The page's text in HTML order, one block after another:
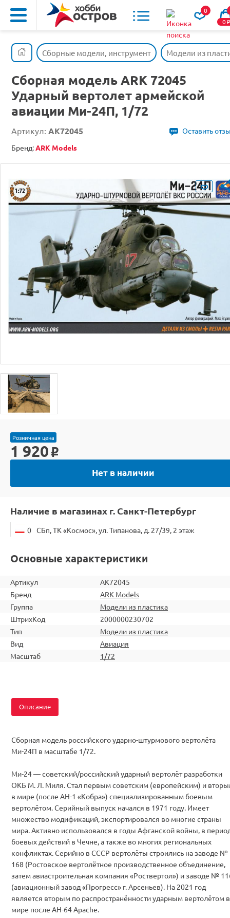
0
0o
Сборные модели, инструмент Модели из
Сборная модель ARK 72045
Ударный вертолет армейской
авиации Ми-24П, 1/72
Артикул: AK72045
Оставить
Бренд:ARK Models
Розничная цена
1 920 o
Нет в наличии
Наличие в магазинах г. Санкт-Петербург
0 СБп, ТК «Космос», ул. Типанова, д. 27/39, 2 этаж
Основные характеристики
Артикул
AK72045
Бренд
ARK Models
Группа
Модели из пластика
ШтрихКод
2000000230702
Тип
Модели из пластика
Вид
Авиация
Масштаб
1/72
Описание
Сборная модель российского ударно-штурмового вертолёта
Ми-24П в масштабе 1/72.
Ми-24 — советский/российский ударный вертолёт разработки
ОКБ М. Л. Миля. Стал первым советским (европейским) и
в мире (после AH-1 «Кобра») специализированным боевым
вертолётом. Серийный выпуск начался в 1971 году. Имеет
множество модификаций, экспортировался во многие страны
мира. Активно использовался в годы Афганской войны, в
боевых действий в Чечне, а также во многих региональных
конфликтах. Серийно в СССР вертолёты строились на заводе №
168 (Ростовское вертолётное производственное объединение,
затем авиастроительная компания «Роствертол») и заводе №
(авиационный завод «Прогресс» г. Арсеньев). На 2021 год
является вторым по распространённости ударным вертолётом в
мире после AH-64 Apache.